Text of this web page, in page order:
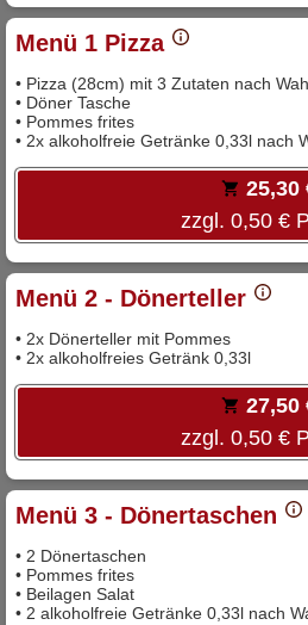
Menü 1 Pizza
• Pizza (28cm) mit 3 Zutaten nach
• Döner Tasche
• Pommes frites
• 2x alkoholfreie Getränke 0,33l nach
25,30
zzgl. 0,50 €
Menü 2 - Dönerteller
• 2x Dönerteller mit Pommes
• 2x alkoholfreies Getränk 0,33l
27,50
zzgl. 0,50 €
Menü 3 - Dönertaschen
• 2 Dönertaschen
• Pommes frites
• Beilagen Salat
• 2 alkoholfreie Getränke 0,33l nach